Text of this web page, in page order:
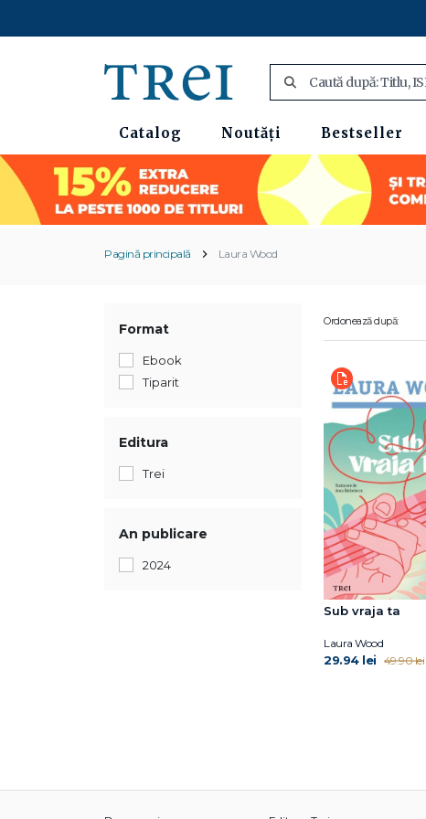
Catalog Noutăți Bestseller
Pagină principală Laura Wood
Format
Ebook
Tiparit
Editura
Trei
An publicare
2024
Ordonează după:
Sub vraja ta
Laura Wood
29.94 lei 49.90 lei